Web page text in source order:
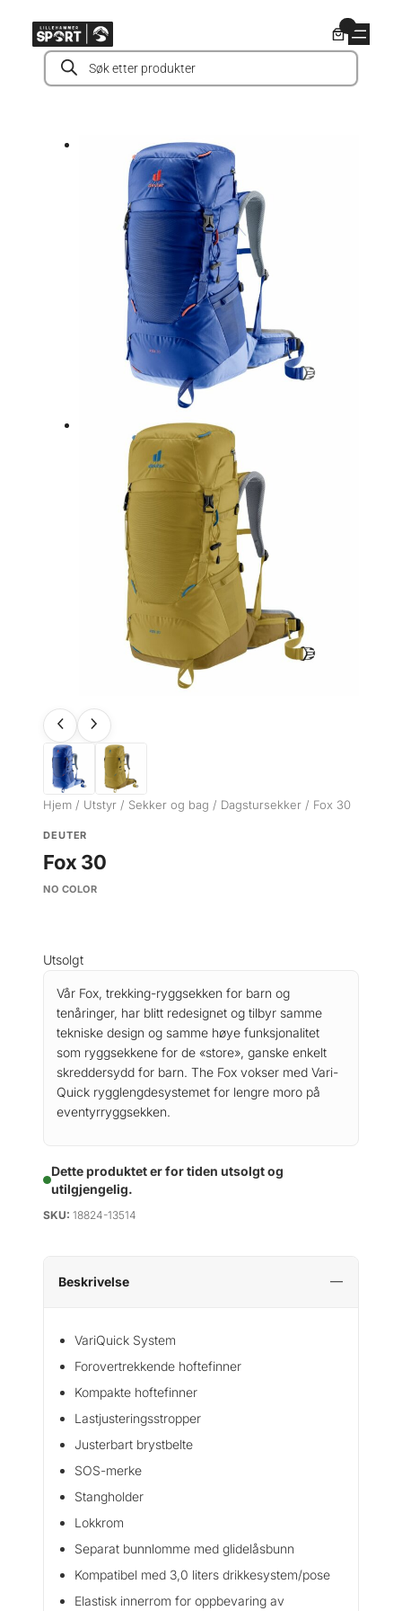
innholdProducts
search
Hjem / Utstyr / Sekker og bag / Dagstursekker / Fox 30
DEUTER
Fox 30
NO COLOR
Utsolgt
Vår Fox, trekking-ryggsekken for barn og
tenåringer, har blitt redesignet og tilbyr samme
tekniske design og samme høye funksjonalitet
som ryggsekkene for de «store», ganske enkelt
skreddersydd for barn. The Fox vokser med Vari-
Quick rygglengdesystemet for lengre moro på
eventyrryggsekken.
Dette produktet er for tiden utsolgt og
utilgjengelig.
SKU: 18824-13514
Beskrivelse
VariQuick System
Forovertrekkende hoftefinner
Kompakte hoftefinner
Lastjusteringsstropper
Justerbart brystbelte
SOS-merke
Stangholder
Lokkrom
Separat bunnlomme med glidelåsbunn
Kompatibel med 3,0 liters drikkesystem/pose
Elastisk innerrom for oppbevaring av